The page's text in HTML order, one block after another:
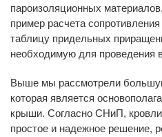
пароизоляционных
пример расчета
таблицу придельных
необходимую для проведения
Выше мы рассмотрели
которая является
крыши. Согласно СНиП,
простое и надежное решение,